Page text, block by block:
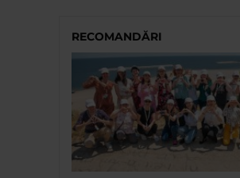
RECOMANDĂRI